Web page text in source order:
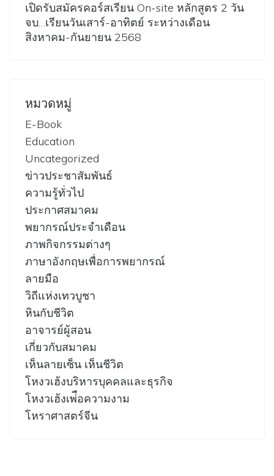
เปิดรับสมัครคอร์สเรียน On-site หลักสูตร 2 วัน
จบ…เรียนวันเสาร์-อาทิตย์ ระหว่างเดือน
สิงหาคม-กันยายน 2568
หมวดหมู่
E-Book
Education
Uncategorized
ข่าวประชาสัมพันธ์
ความรู้ทั่วไป
ประกาศสมาคม
พยากรณ์ประจำเดือน
ภาพกิจกรรมต่างๆ
ภาษาอังกฤษเพื่อการพยากรณ์
ลายมือ
วิถีแห่งเทวบูชา
หินกับชีวิต
อาจารย์ผู้สอน
เกี่ยวกับสมาคม
เห็นลายเซ็น เห็นชีวิต
โหงวเฮ้งบริหารบุคคลและธุรกิจ
โหงวเฮ้งเพ่ือความงาม
โหราศาสตร์จีน